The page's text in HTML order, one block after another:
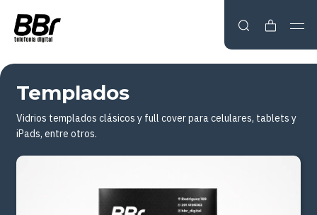
Templados
Vidrios templados clásicos y full cover para celulares, tablets y
iPads, entre otros.